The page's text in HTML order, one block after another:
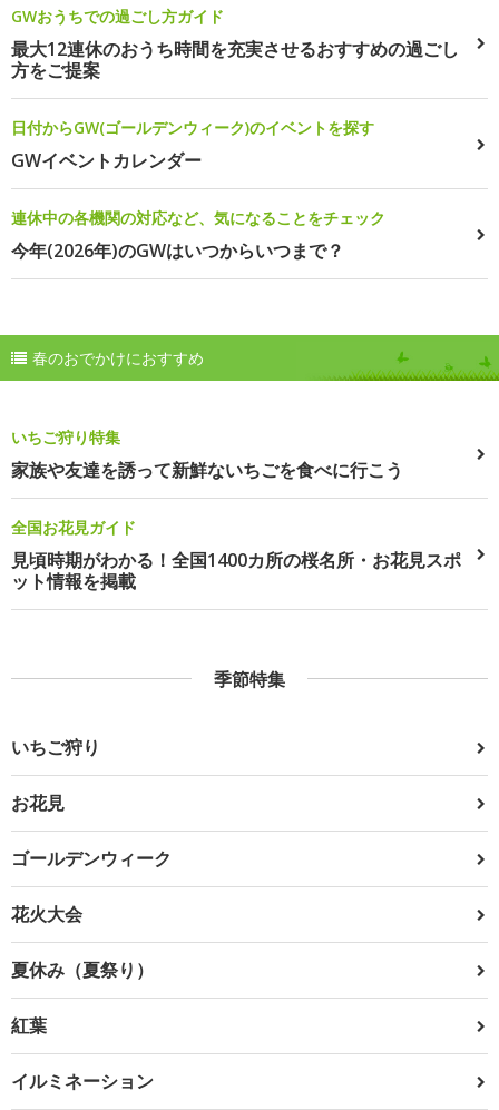
GWおうちでの過ごし方ガイド
最大12連休のおうち時間を充実させるおすすめの過ごし
方をご提案
日付からGW(ゴールデンウィーク)のイベントを探す
GWイベントカレンダー
連休中の各機関の対応など、気になることをチェック
今年(2026年)のGWはいつからいつまで？
春のおでかけにおすすめ
いちご狩り特集
家族や友達を誘って新鮮ないちごを食べに行こう
全国お花見ガイド
見頃時期がわかる！全国1400カ所の桜名所・お花見スポ
ット情報を掲載
季節特集
いちご狩り
お花見
ゴールデンウィーク
花火大会
夏休み（夏祭り）
紅葉
イルミネーション